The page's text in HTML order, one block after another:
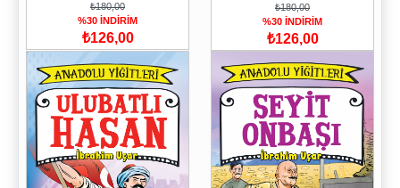
₺180,00
%30 İNDİRİM
₺126,00
₺180,00
%30 İNDİRİM
₺126,00